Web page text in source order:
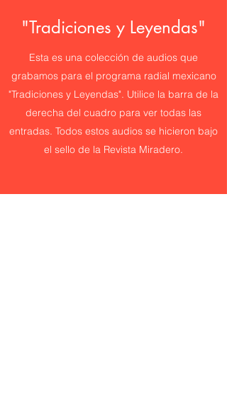
"Tradiciones y Leyendas"
Esta es una colección de audios que
grabamos para el programa radial mexicano
"Tradiciones y Leyendas". Utilice la barra de la
derecha del cuadro para ver todas las
entradas. Todos estos audios se hicieron bajo
el sello de la Revista Miradero.